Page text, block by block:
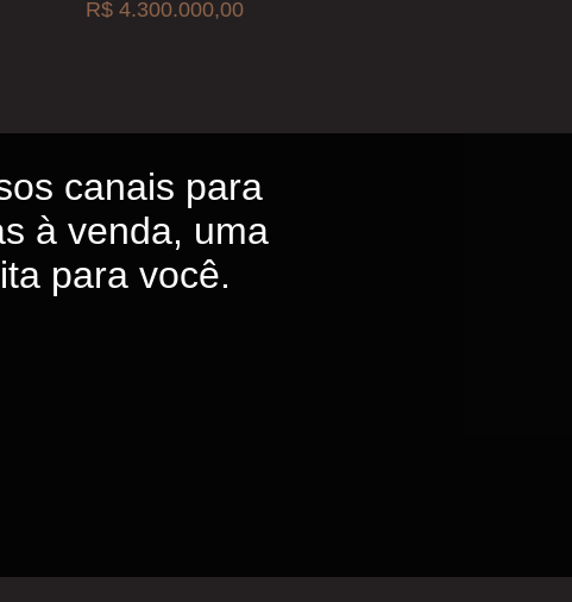
R$ 4.300.000,00
canais para
à venda, uma
para você.